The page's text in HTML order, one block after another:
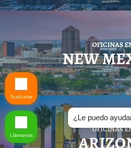
OFICINAS
NEW
OFICINAS
¿Le puedo
Textéame
Llámanos